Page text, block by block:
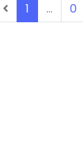
1 ... 0